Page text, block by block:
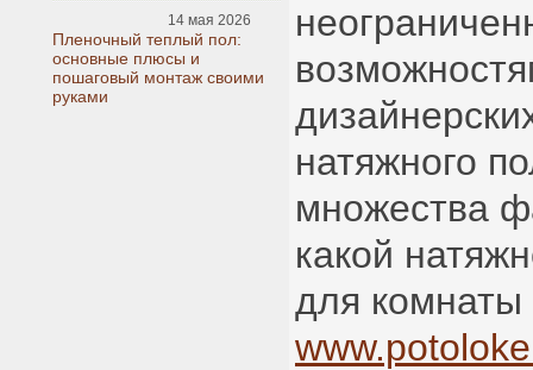
14 мая 2026
Пленочный теплый пол:
основные плюсы и
пошаговый монтаж своими
руками
натяжного
множества
какой
для комнаты